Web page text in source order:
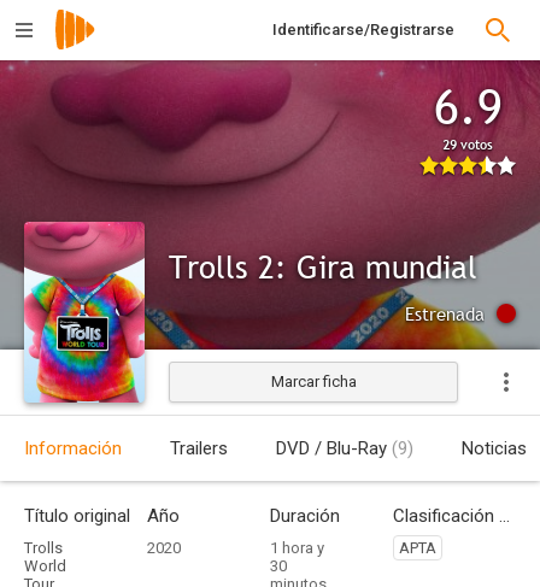
Identificarse/Registrarse
6.9
29 votos
Trolls 2: Gira mundial
Estrenada
Marcar ficha
Información Trailers DVD / Blu-Ray (9) Noticias
Título original
Trolls
World
Año
2020
Duración
1 hora y
30
Clasificación por edades
APTA